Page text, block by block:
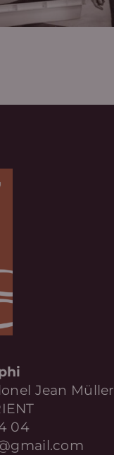
Jean Müller
04